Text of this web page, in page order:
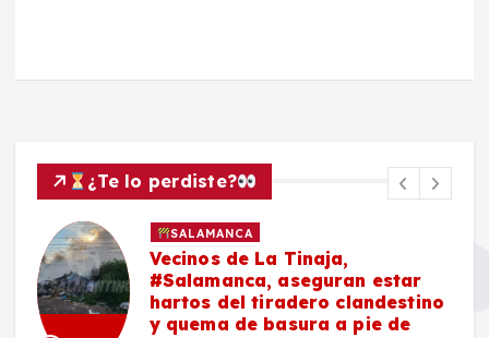
¿Te lo perdiste?
SALAMANCA
Vecinos de La Tinaja,
#Salamanca, aseguran estar
hartos del tiradero clandestino
y quema de basura a pie de